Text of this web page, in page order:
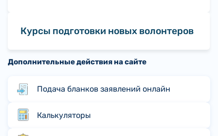
Курсы подготовки новых волонтеров
Дополнительные действия на сайте
Подача бланков заявлений онлайн
Калькуляторы